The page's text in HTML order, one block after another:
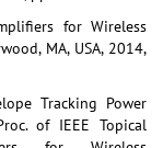
for Wireless
MA, USA, 2014,
Tracking Power
of IEEE Topical